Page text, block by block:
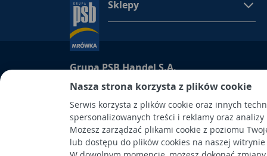
Nasza strona korzysta z plików cookie
Serwis korzysta z plików cookie oraz innych
spersonalizowanych treści i reklamy oraz
Możesz zarządzać plikami cookie z poziomu
lub dostępu do plików cookies na naszej
Sklepy
Grupa PSB Handel S.A.
Grupa PSB Handel S.A., siedziba: Wełecz 142, 28-
Kielcach
pod nr KRS 0000661047, NIP 6551974439,
kapitał wpłacony: 53.275.000,00 zł. Spółka